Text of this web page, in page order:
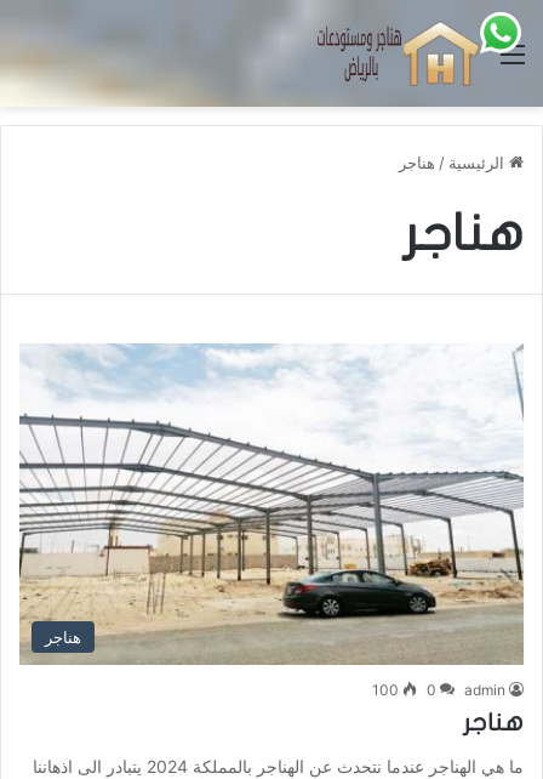
القائمة
الرئيسية / هناجر
هناجر
هناجر
admin
0
100
هناجر
ما هي الهناجر عندما نتحدث عن الهناجر بالمملكة 2024 يتبادر الى اذهاننا